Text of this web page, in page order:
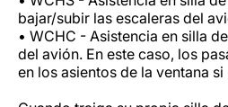
bajar/subir las escaleras del
• WCHC - Asistencia en silla
del avión. En este caso, los
en los asientos de la ventana